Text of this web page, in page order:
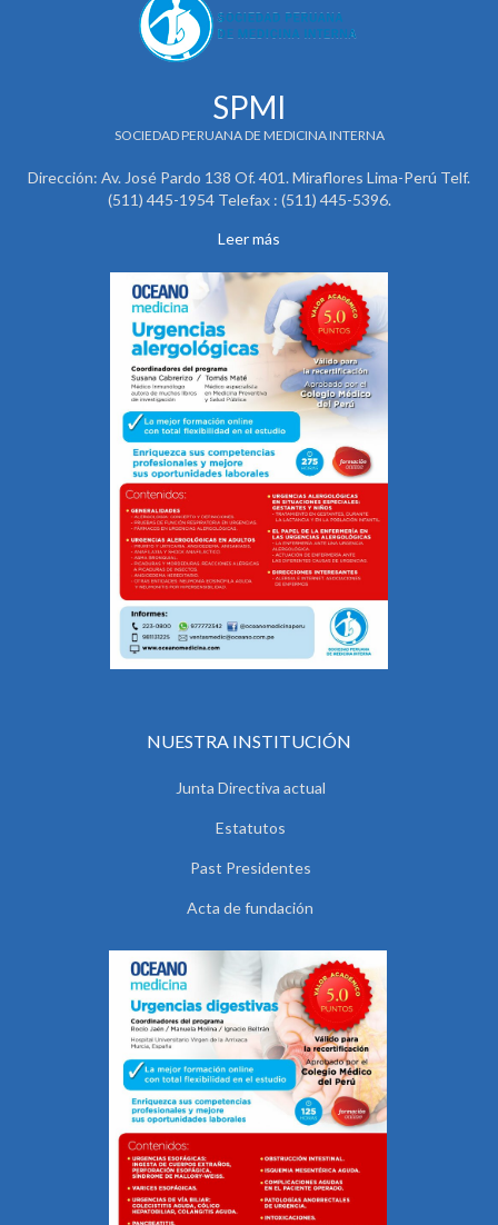
SPMI
SOCIEDAD PERUANA DE MEDICINA INTERNA
Dirección: Av. José Pardo 138 Of. 401. Miraflores Lima-Perú Telf.
(511) 445-1954 Telefax : (511) 445-5396.
Leer más
NUESTRA INSTITUCIÓN
Junta Directiva actual
Estatutos
Past Presidentes
Acta de fundación